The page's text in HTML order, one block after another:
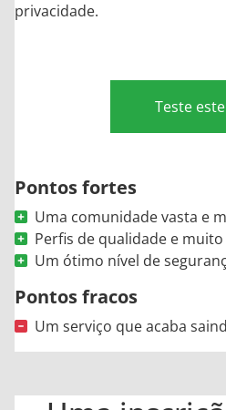
privacidade.
Pontos fortes
Uma comunidade vasta e
Perfis de qualidade e
Um ótimo nível de
Pontos fracos
Um serviço que acaba
Teste